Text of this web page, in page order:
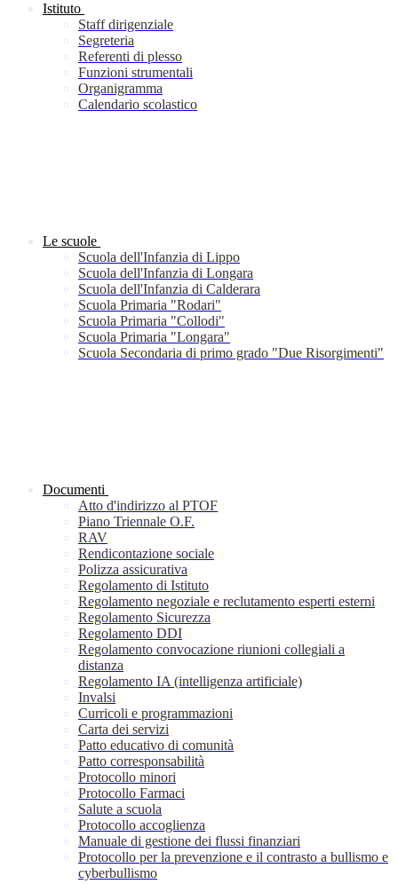
Istituto
Staff dirigenziale
Segreteria
Referenti di plesso
Funzioni strumentali
Organigramma
Calendario scolastico
Le scuole
Scuola dell'Infanzia di Lippo
Scuola dell'Infanzia di Longara
Scuola dell'Infanzia di Calderara
Scuola Primaria "Rodari"
Scuola Primaria "Collodi"
Scuola Primaria "Longara"
Scuola Secondaria di primo grado "Due Risorgimenti"
Documenti
Atto d'indirizzo al PTOF
Piano Triennale O.F.
RAV
Rendicontazione sociale
Polizza assicurativa
Regolamento di Istituto
Regolamento negoziale e reclutamento esperti esterni
Regolamento Sicurezza
Regolamento DDI
Regolamento convocazione riunioni collegiali a
distanza
Regolamento IA (intelligenza artificiale)
Invalsi
Curricoli e programmazioni
Carta dei servizi
Patto educativo di comunità
Patto corresponsabilità
Protocollo minori
Protocollo Farmaci
Salute a scuola
Protocollo accoglienza
Manuale di gestione dei flussi finanziari
Protocollo per la prevenzione e il contrasto a bullismo e
cyberbullismo